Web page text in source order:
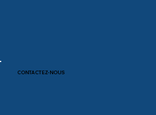
CONTACTEZ-NOUS